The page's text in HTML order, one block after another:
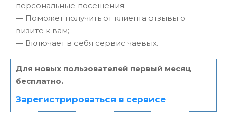
персональные посещения;
— Поможет получить от клиента отзывы о
визите к вам;
— Включает в себя сервис чаевых.
Для новых пользователей первый месяц
бесплатно.
Зарегистрироваться в сервисе